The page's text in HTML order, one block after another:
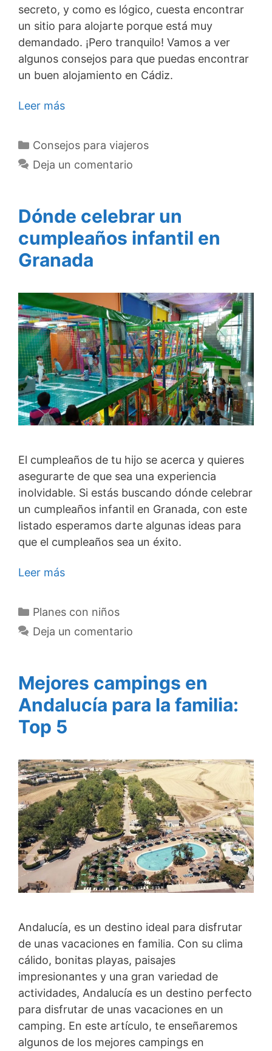
secreto, y como es lógico, cuesta encontrar
un sitio para alojarte porque está muy
demandado. ¡Pero tranquilo! Vamos a ver
algunos consejos para que puedas encontrar
un buen alojamiento en Cádiz.
Leer más
Categorías
Consejos para viajeros
Deja un comentario
Dónde celebrar un
cumpleaños infantil en
Granada
El cumpleaños de tu hijo se acerca y quieres
asegurarte de que sea una experiencia
inolvidable. Si estás buscando dónde celebrar
un cumpleaños infantil en Granada, con este
listado esperamos darte algunas ideas para
que el cumpleaños sea un éxito.
Leer más
Categorías
Planes con niños
Deja un comentario
Mejores campings en
Andalucía para la familia:
Top 5
Andalucía, es un destino ideal para disfrutar
de unas vacaciones en familia. Con su clima
cálido, bonitas playas, paisajes
impresionantes y una gran variedad de
actividades, Andalucía es un destino perfecto
para disfrutar de unas vacaciones en un
camping. En este artículo, te enseñaremos
algunos de los mejores campings en